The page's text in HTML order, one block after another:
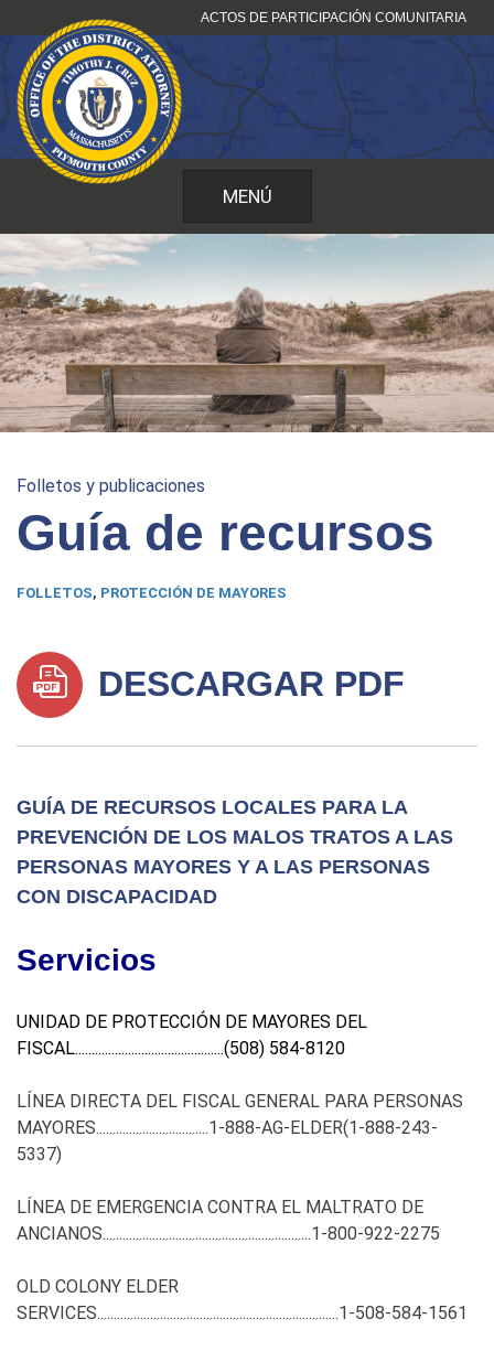
al
contenido
ACTOS DE PARTICIPACIÓN COMUNITARIA
MENÚ
Folletos y publicaciones
Guía de recursos
FOLLETOS, PROTECCIÓN DE MAYORES
DESCARGAR PDF
GUÍA DE RECURSOS LOCALES PARA LA
PREVENCIÓN DE LOS MALOS TRATOS A LAS
PERSONAS MAYORES Y A LAS PERSONAS
CON DISCAPACIDAD
Servicios
UNIDAD DE PROTECCIÓN DE MAYORES DEL
FISCAL.............................................(508) 584-8120
LÍNEA DIRECTA DEL FISCAL GENERAL PARA PERSONAS
MAYORES..................................1-888-AG-ELDER(1-888-243-
5337)
LÍNEA DE EMERGENCIA CONTRA EL MALTRATO DE
ANCIANOS...............................................................1-800-922-2275
OLD COLONY ELDER
SERVICES.........................................................................1-508-584-1561